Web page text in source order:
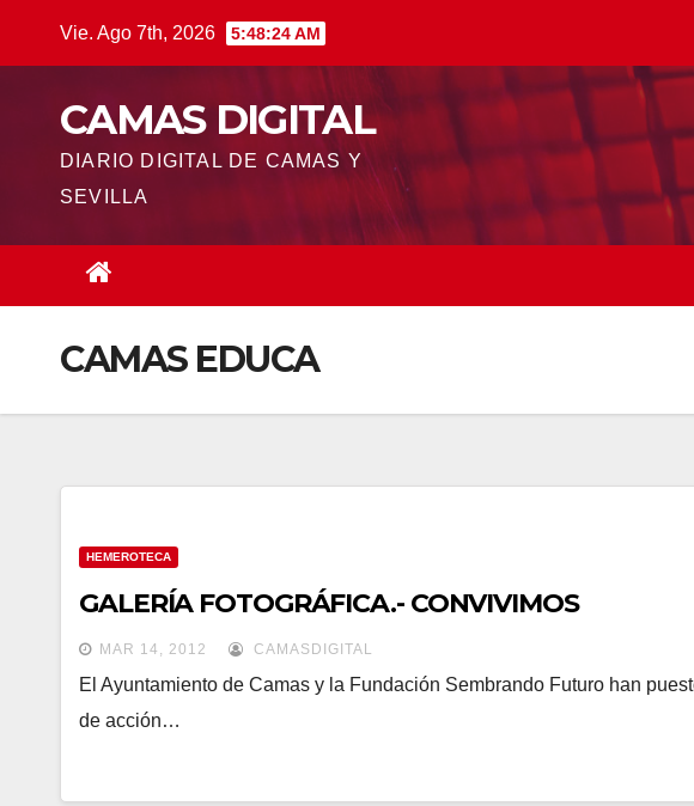
Vie. Ago 7th, 2026 5:48:25 AM
CAMAS DIGITAL
DIARIO DIGITAL DE CAMAS Y
SEVILLA
CAMAS EDUCA
HEMEROTECA
GALERÍA FOTOGRÁFICA.- CONVIVIMOS
MAR 14, 2012 CAMASDIGITAL
El Ayuntamiento de Camas y la Fundación Sembrando Futuro han
de acción…